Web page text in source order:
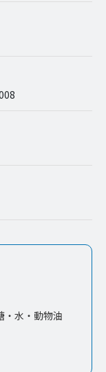
・水・動物油